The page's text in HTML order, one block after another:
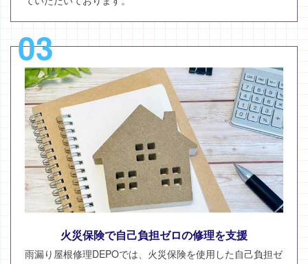
03
火災保険で自己負担ゼロの修理を支援
雨漏り屋根修理DEPOでは、火災保険を使用した自己負担ゼ